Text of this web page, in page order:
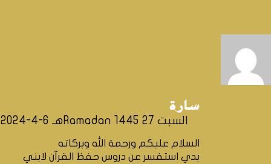
سارة
السبت 27 Ramadan 1445هـ 6-4-2024م
السلام عليكم ورحمة الله وبركاته
بدي استفسر عن دروس حفظ القرآن لابني